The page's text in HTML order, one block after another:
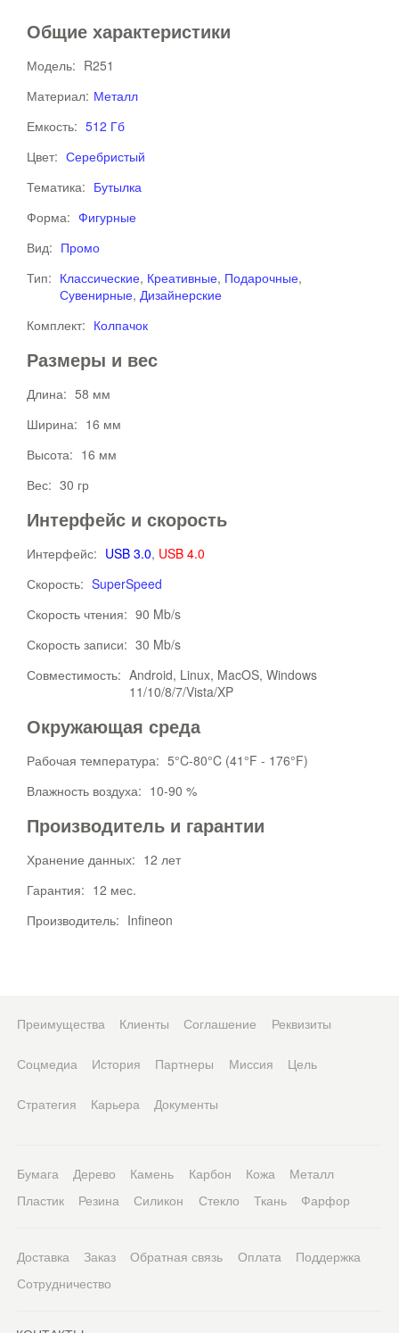
Общие характеристики
Модель: R251
Материал: Металл
Емкость: 512 Гб
Цвет: Серебристый
Тематика: Бутылка
Форма: Фигурные
Вид: Промо
Тип: Классические, Креативные, Подарочные,
Сувенирные, Дизайнерские
Комплект: Колпачок
Размеры и вес
Длина: 58 мм
Ширина: 16 мм
Высота: 16 мм
Вес: 30 гр
Интерфейс и скорость
Интерфейс: USB 3.0, USB 4.0
Скорость: SuperSpeed
Скорость чтения: 90 Mb/s
Скорость записи: 30 Mb/s
Совместимость: Android, Linux, MacOS, Windows
11/10/8/7/Vista/XP
Окружающая среда
Рабочая температура: 5°C-80°C (41°F - 176°F)
Влажность воздуха: 10-90 %
Производитель и гарантии
Хранение данных: 12 лет
Гарантия: 12 мес.
Производитель: Infineon
Преимущества Клиенты Соглашение Реквизиты
Соцмедиа История Партнеры Миссия Цель
Стратегия Карьера Документы
Бумага Дерево Камень Карбон Кожа
Металл
Пластик
Резина Силикон Стекло Ткань Фарфор
Доставка Заказ Обратная связь Оплата
Поддержка
Сотрудничество